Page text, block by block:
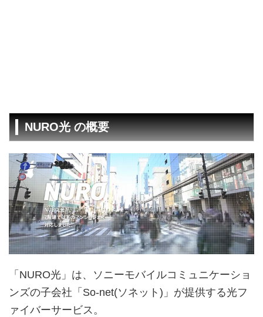
NURO光 の概要
「NURO光」は、ソニーモバイルコミュニケーショ
ンズの子会社「So-net(ソネット)」が提供する光フ
ァイバーサービス。